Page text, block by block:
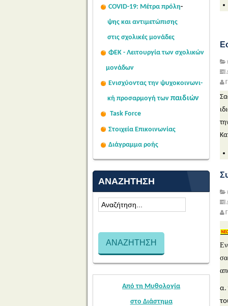
COVID-19: Μέτρα πρόλη-
ψης και αντιμετώπισης
στις σχολικές μονάδες
ΦΕΚ - Λειτουργία των σχολικών
μονάδων
Ενισχύοντας την ψυχοκοινωνι-
κή προσαρμογή των παιδιών
Task Force
Στοιχεία Επικοινωνίας
Διάγραμμα ροής
ΑΝΑΖΉΤΗΣΗ
Από τη Μυθολογία
στο Διάστημα
Σ
α.